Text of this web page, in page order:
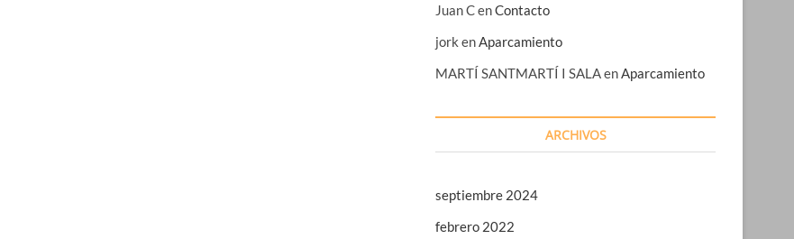
Juan CenContacto
jork en Aparcamiento
MARTÍ SANTMARTÍ I SALAen Aparcamiento
ARCHIVOS
septiembre 2024
febrero 2022